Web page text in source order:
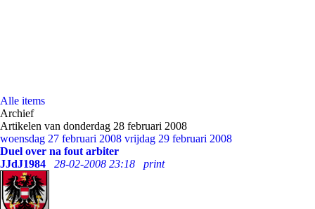
Alle items
Archief
Artikelen van donderdag 28 februari 2008
woensdag 27 februari 2008 vrijdag 29 februari 2008
Duel over na fout arbiter
JJdJ1984
28-02-2008 23:18 print